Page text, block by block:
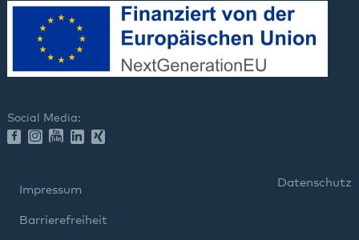
Social Media:
Impressum
Datenschutz
Barrierefreiheit